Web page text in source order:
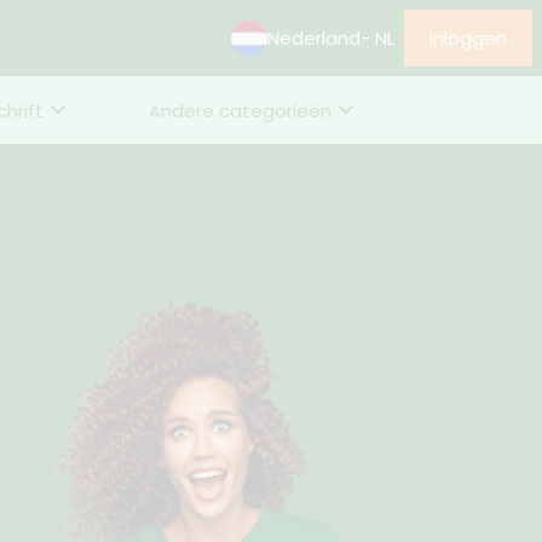
Nederland- NL Inloggen
Andere categorieën